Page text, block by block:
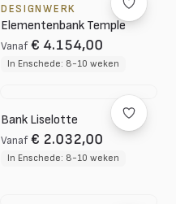
DESIGNWERK
Elementenbank Temple
Vanaf € 4.154,00
In Enschede: 8-10 weken
Bank Liselotte
Vanaf € 2.032,00
In Enschede: 8-10 weken